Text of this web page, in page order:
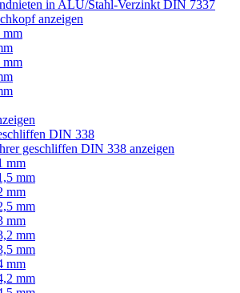
in ALU/Stahl-Verzinkt DIN 7337
anzeigen
mm
mm
DIN 338
geschliffen DIN 338 anzeigen
mm
mm
mm
mm
mm
mm
mm
mm
mm